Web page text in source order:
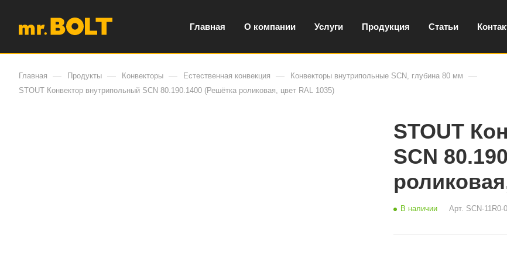
Главная О компании Услуги Продукция Статьи
Главная — Продукты — Конвекторы — Естественная конвекция — Конвекторы внутрипольные SCN, глубина 80 мм —
STOUT Конвектор внутрипольный SCN 80.190.1400 (Решётка роликовая, цвет RAL 1035)
STOUT
SCN
В наличии Арт. SCN-11R0-